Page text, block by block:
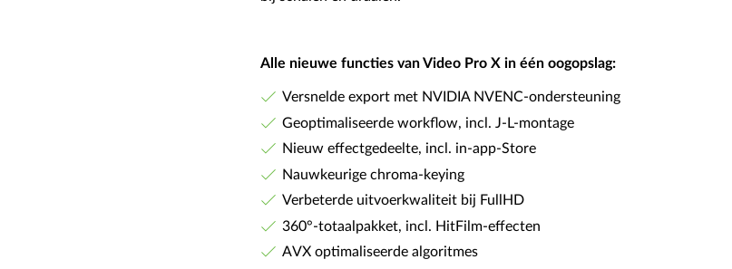
Alle nieuwe functies van Video Pro X in één oogopslag:
Versnelde export met NVIDIA NVENC-ondersteuning
Geoptimaliseerde workflow, incl. J-L-montage
Nieuw effectgedeelte, incl. in-app-Store
Nauwkeurige chroma-keying
Verbeterde uitvoerkwaliteit bij FullHD
360°-totaalpakket, incl. HitFilm-effecten
AVX optimaliseerde algoritmes